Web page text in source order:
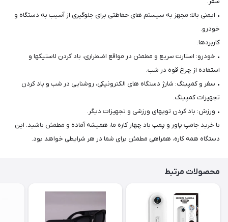
• ایمنی بالا: مجهز به سیستم های حفاظتی برای جلوگیری از آسیب به دستگاه و
خودرو.
کاربردها:
• خودرو: استارت سریع و مطمئن در مواقع اضطراری، باد کردن لاستیکها و
استفاده از چراغ قوه در شب.
• سفر و کمپینگ: شارژ دستگاه های الکترونیکی، روشنایی در شب و باد کردن
تجهیزات کمپینگ.
• ورزش: باد کردن توپهای ورزشی و تجهیزات دیگر.
با خرید جامپ پاور و پمپ باد چهار کاره ما، همیشه آماده و مطمئن باشید. این
دستگاه همه کاره، همراهی مطمئن برای شما در هر شرایطی خواهد بود.
محصولات مرتبط